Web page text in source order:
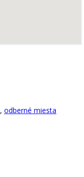
, odberné miesta